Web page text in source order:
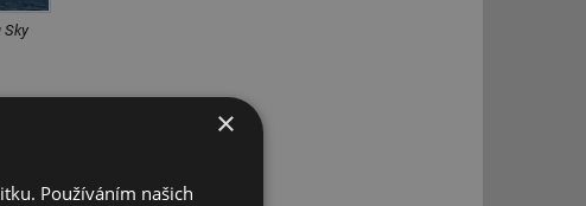
Sky
×
Používáním našich